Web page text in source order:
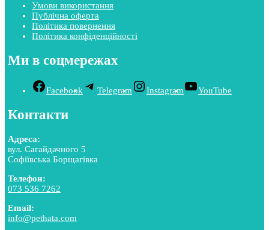
Умови використання
Публічна оферта
Політика повернення
Політика конфіденційності
Ми в соцмережах
Facebook Telegram Instagram YouTube
Контакти
Адреса:
вул. Сагайдачного 5
Софіївська Борщагівка
Телефон:
073 536 7262
Email:
info@pethata.com